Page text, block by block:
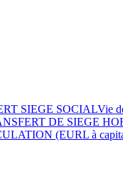
SIEGE SOCIALVie
DE SIEGE
(EURL à